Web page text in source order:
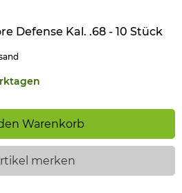
Defense Kal. .68 - 10 Stück
Warenkorb
merken